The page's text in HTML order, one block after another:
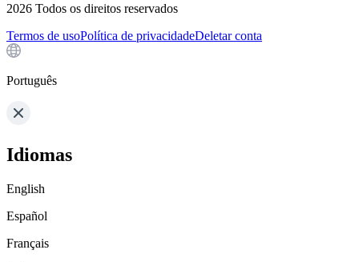
2026 Todos os direitos reservados
Termos de usoPolítica de privacidadeDeletar conta
Português
Idiomas
English
Español
Français